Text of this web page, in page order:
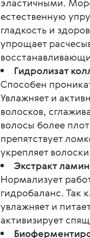
эластичными.
естественную
гладкость и
упрощает
Гидролизат
Способен
Увлажняет и
волосков,
волосы более
препятствует
укрепляет
Экстракт
Нормализует
гидробаланс. Так
увлажняет и
активизирует